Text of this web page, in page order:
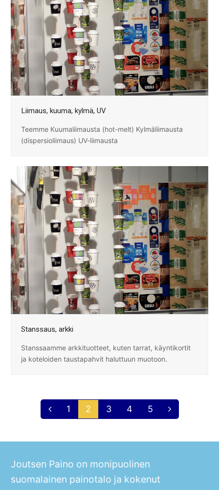
Liimaus, kuuma, kylmä, UV
Teemme Kuumaliimausta (hot-melt) Kylmäliimausta
(dispersioliimaus) UV-liimausta
Stanssaus, arkki
Stanssaamme arkkituotteet, kuten tarrat, käyntikortit
ja koteloiden taustapahvit haluttuun muotoon.
PreviousPage
1 Page
2 Page
3 Page
4 Page
5 Next
Joutsen Paino on monipuolinen
suomalainen painotalo ja kokenut